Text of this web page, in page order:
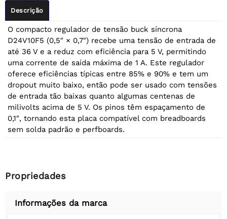
Descrição
O compacto regulador de tensão buck síncrona
D24V10F5 (0,5″ × 0,7″) recebe uma tensão de entrada de
até 36 V e a reduz com eficiência para 5 V, permitindo
uma corrente de saída máxima de 1 A. Este regulador
oferece eficiências típicas entre 85% e 90% e tem um
dropout muito baixo, então pode ser usado com tensões
de entrada tão baixas quanto algumas centenas de
milivolts acima de 5 V. Os pinos têm espaçamento de
0,1″, tornando esta placa compatível com breadboards
sem solda padrão e perfboards.
Propriedades
Informações da marca